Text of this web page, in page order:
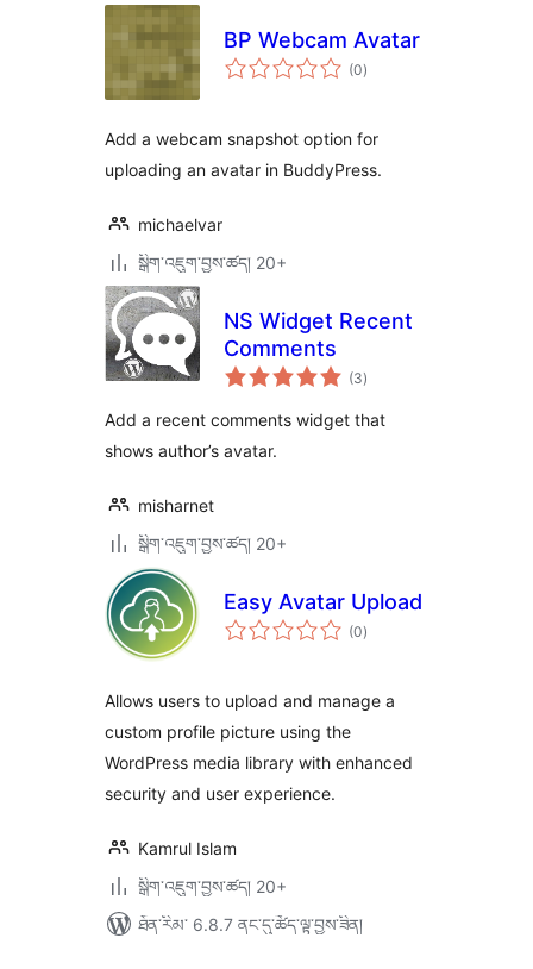
BP Webcam Avatar
(0གདེང་
འཇོག་
)
Add a webcam snapshot option for
uploading an avatar in BuddyPress.
michaelvar
སྒྲིག་འཇུག་བྱས་ཚད། 20+
NS Widget Recent
Comments
(3གདེང་
འཇོག་
ཚང་།
)
Add a recent comments widget that
shows author’s avatar.
misharnet
སྒྲིག་འཇུག་བྱས་ཚད། 20+
Easy Avatar Upload
(0གདེང་
འཇོག་
)
Allows users to upload and manage a
custom profile picture using the
WordPress media library with enhanced
security and user experience.
Kamrul Islam
སྒྲིག་འཇུག་བྱས་ཚད། 20+
ཐོན་རིམ་ 6.8.7 ནང་དུ་ཚོད་ལྟ་བྱས་ཟིན།